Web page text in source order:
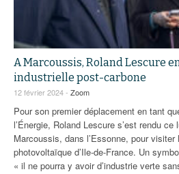
A Marcoussis, Roland Lescure
industrielle post-carbone
12 février 2024 - Zoom
Pour son premier déplacement en tant
l’Énergie, Roland Lescure s’est rendu
Marcoussis, dans l’Essonne, pour
photovoltaïque d’Ile-de-France. Un
« il ne pourra y avoir d’industrie verte